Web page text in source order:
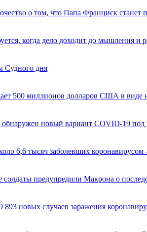
о том, что Папа Франциск
когда дело доходит до мышления и
Судного дня
500 миллионов долларов США в
новый вариант COVID-19 под
6,6 тысяч заболевших коронавирусом
солдаты предупредили Макрона о
893 новых случаев заражения